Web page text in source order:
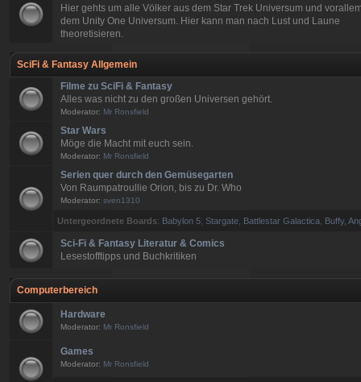
Hier gehts um alle Völker aus dem Star Trek Universum und
dem Unity One Universum. Hier kann man nach Lust und Laune
theoretisieren.
SciFi & Fantasy Allgemein
Filme zu SciFi & Fantasy
Alles was nicht zu den großen Universen gehört.
Moderator: Mr Ronsfield
Star Wars
Möge die Macht mit euch sein.
Moderator: Mr Ronsfield
Serien quer durch den Gemüsegarten
Von Raumpatroullie Orion, bis zu Dr. Who
Moderator: sven1310
Untergeordnete Boards: Babylon 5 ,Stargate Battlestar Galactica Buffy,
Sci-Fi & Fantasy Literatur & Comics
Lesestofftipps und Buchkritiken
Computerbereich
Hardware
Moderator: Mr Ronsfield
Games
Moderator: Mr Ronsfield